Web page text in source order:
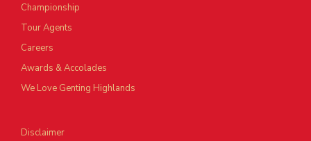
Championship
Tour Agents
Careers
Awards & Accolades
We Love Genting Highlands
Disclaimer